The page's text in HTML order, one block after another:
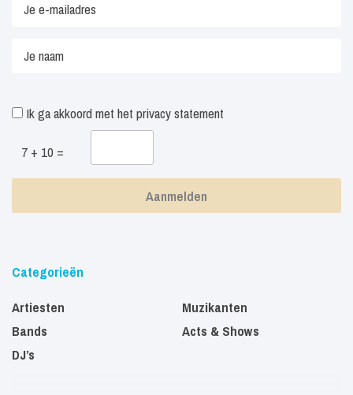
Ik ga akkoord met het privacy statement
7 + 10 =
Categorieën
Artiesten
Bands
DJ’s
Muzikanten
Acts & Shows